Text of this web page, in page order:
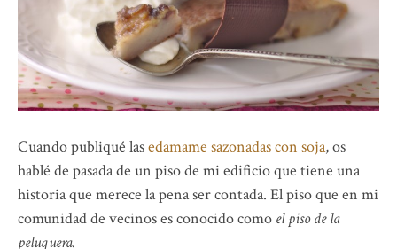
Cuando publiqué lasedamame sazonadas con soja, os
hablé de pasada de un piso de mi edificio que tiene una
historia que merece la pena ser contada. El piso que en mi
comunidad de vecinos es conocido como el piso de la
peluquera.